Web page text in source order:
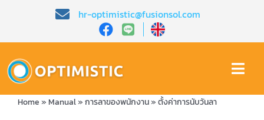
content
hr-optimistic@fusionsol.com
หน้าหลัก​
Home» Manual»การลาของพนักงาน»ตั้งค่าการนับวันลา